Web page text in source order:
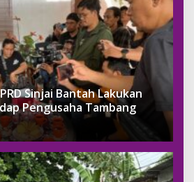
Sinjai Bantah Lakukan
Pengusaha Tambang